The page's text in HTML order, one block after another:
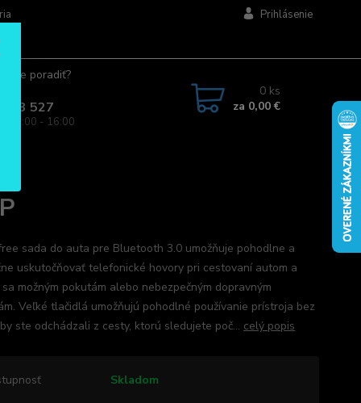
Prihlásenie
poradiť?
963 527
08:00 - 16:00
0 ks
za 0,00 €
sada do auta pre Bluetooth 3.0 umožňuje pohodlne a
uskutočňovať telefonické hovory pri cestovaní autom a
možným pokutám alebo nebezpečným dopravným
Veľké tlačidlá umožňujú pohodlné používanie prístroja bez
ste odchádzali z cesty, ktorú sledujete poč... celý popis
Skladom